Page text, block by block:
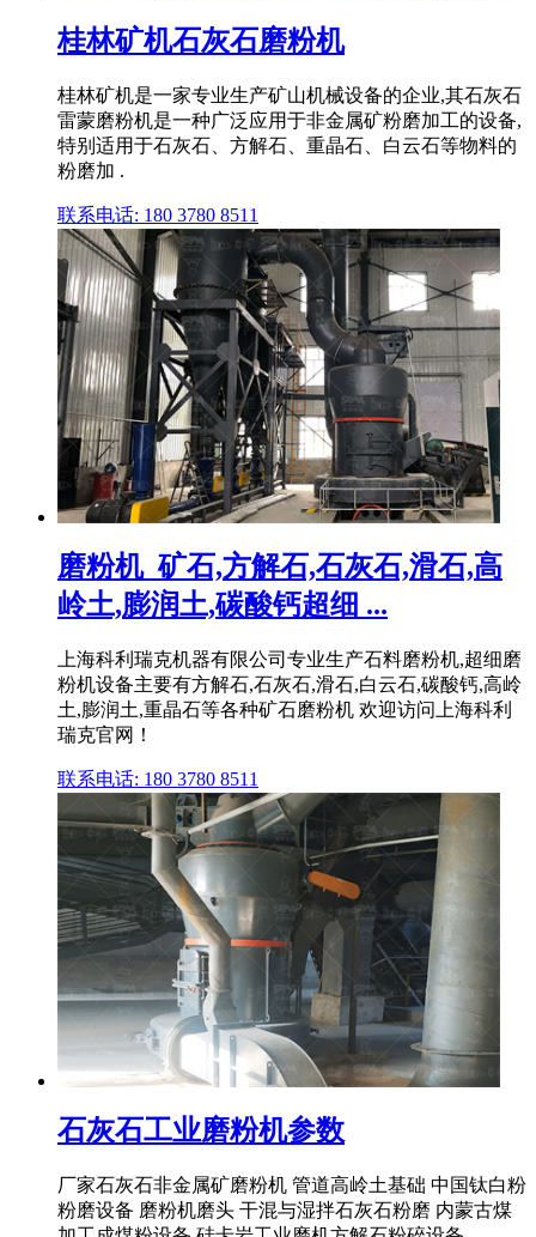
桂林矿机石灰石磨粉机
桂林矿机是一家专业生产矿山机械设备的企业,其石灰石
雷蒙磨粉机是一种广泛应用于非金属矿粉磨加工的设备,
特别适用于石灰石、方解石、重晶石、白云石等物料的
粉磨加 .
联系电话: 180 3780 8511
磨粉机_矿石,方解石,石灰石,滑石,高
岭土,膨润土,碳酸钙超细 ...
上海科利瑞克机器有限公司专业生产石料磨粉机,超细磨
粉机设备主要有方解石,石灰石,滑石,白云石,碳酸钙,高岭
土,膨润土,重晶石等各种矿石磨粉机 欢迎访问上海科利
瑞克官网！
联系电话: 180 3780 8511
石灰石工业磨粉机参数
厂家石灰石非金属矿磨粉机 管道高岭土基础 中国钛白粉
粉磨设备 磨粉机磨头 干混与湿拌石灰石粉磨 内蒙古煤